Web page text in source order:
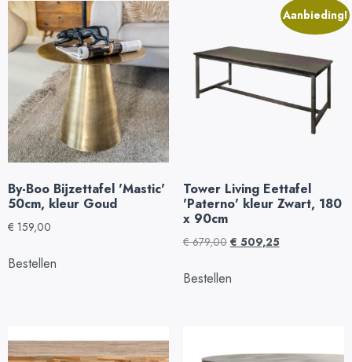
By-Boo Bijzettafel 'Mastic'
50cm, kleur Goud
€ 159,00
Bestellen
Aanbieding!
Tower Living Eettafel
'Paterno' kleur Zwart, 180
x 90cm
€679,00 € 509,25
Bestellen